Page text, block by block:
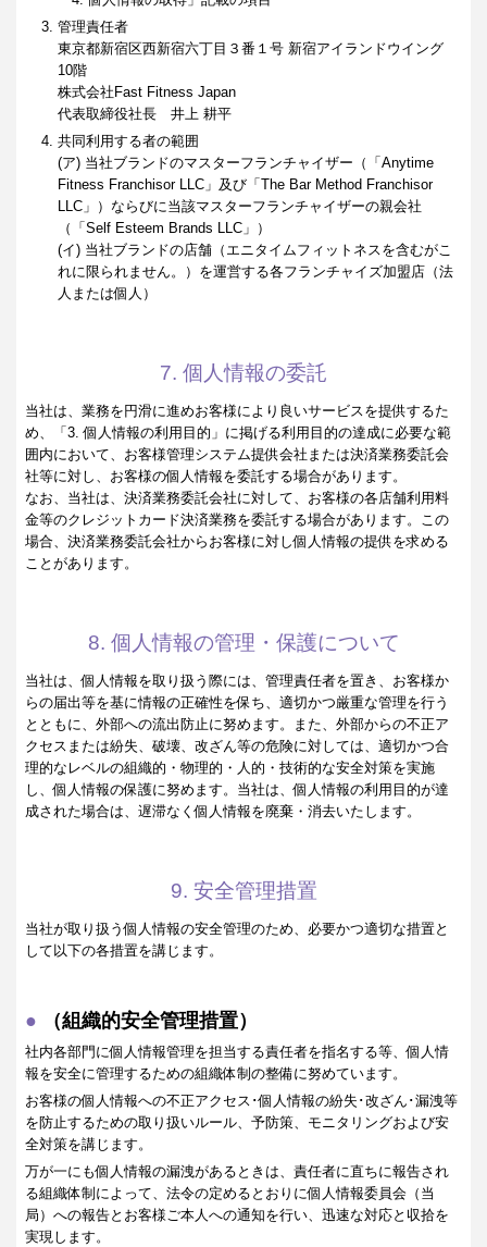
管理責任者
東京都新宿区西新宿六丁目３番１号 新宿アイランドウイング
10階
株式会社Fast Fitness Japan
代表取締役社長 井上 耕平
共同利用する者の範囲
(ア) 当社ブランドのマスターフランチャイザー（「Anytime
Fitness Franchisor LLC」及び「The Bar Method Franchisor
LLC」）ならびに当該マスターフランチャイザーの親会社
（「Self Esteem Brands LLC」）
(イ) 当社ブランドの店舗（エニタイムフィットネスを含むがこ
れに限られません。）を運営する各フランチャイズ加盟店（法
人または個人）
7. 個人情報の委託
当社は、業務を円滑に進めお客様により良いサービスを提供するた
め、「3. 個人情報の利用目的」に掲げる利用目的の達成に必要な範
囲内において、お客様管理システム提供会社または決済業務委託会
社等に対し、お客様の個人情報を委託する場合があります。
なお、当社は、決済業務委託会社に対して、お客様の各店舗利用料
金等のクレジットカード決済業務を委託する場合があります。この
場合、決済業務委託会社からお客様に対し個人情報の提供を求める
ことがあります。
8. 個人情報の管理・保護について
当社は、個人情報を取り扱う際には、管理責任者を置き、お客様か
らの届出等を基に情報の正確性を保ち、適切かつ厳重な管理を行う
とともに、外部への流出防止に努めます。また、外部からの不正ア
クセスまたは紛失、破壊、改ざん等の危険に対しては、適切かつ合
理的なレベルの組織的・物理的・人的・技術的な安全対策を実施
し、個人情報の保護に努めます。当社は、個人情報の利用目的が達
成された場合は、遅滞なく個人情報を廃棄・消去いたします。
9. 安全管理措置
当社が取り扱う個人情報の安全管理のため、必要かつ適切な措置と
して以下の各措置を講じます。
（組織的安全管理措置）
社内各部門に個人情報管理を担当する責任者を指名する等、個人情
報を安全に管理するための組織体制の整備に努めています。
お客様の個人情報への不正アクセス･個人情報の紛失･改ざん･漏洩等
を防止するための取り扱いルール、予防策、モニタリングおよび安
全対策を講じます。
万が一にも個人情報の漏洩があるときは、責任者に直ちに報告され
る組織体制によって、法令の定めるとおりに個人情報委員会（当
局）への報告とお客様ご本人への通知を行い、迅速な対応と収拾を
実現します。